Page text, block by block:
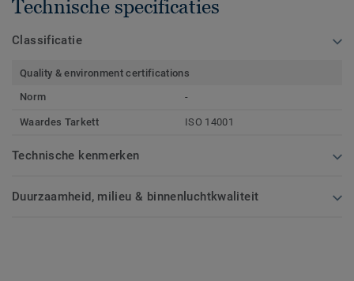
Technische specificaties
Classificatie
Quality & environment certifications
Norm
-
Waardes Tarkett ISO 14001
Technische kenmerken
Duurzaamheid, milieu & binnenluchtkwaliteit